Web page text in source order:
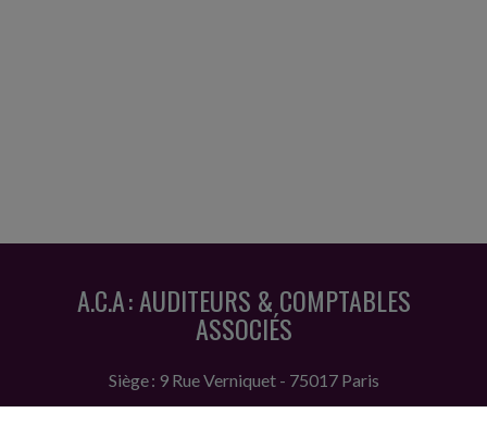
A.C.A : AUDITEURS & COMPTABLES
ASSOCIÉS
Siège : 9 Rue Verniquet - 75017 Paris